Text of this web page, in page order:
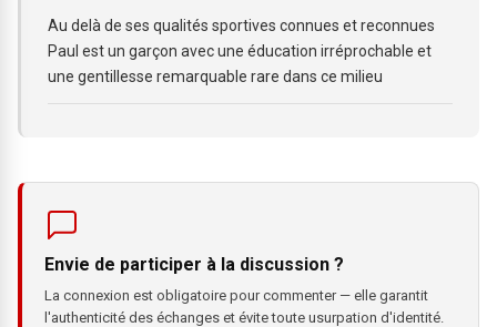
Au delà de ses qualités sportives connues et reconnues
Paul est un garçon avec une éducation irréprochable et
une gentillesse remarquable rare dans ce milieu
Envie de participer à la discussion ?
La connexion est obligatoire pour commenter — elle garantit
l'authenticité des échanges et évite toute usurpation d'identité.